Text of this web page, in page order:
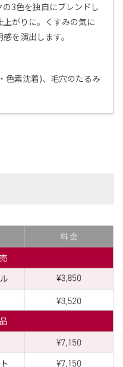
3色を独自にブレンドし
がりに。 くすみの気に
を演出します。
色素沈着)、毛穴のたるみ